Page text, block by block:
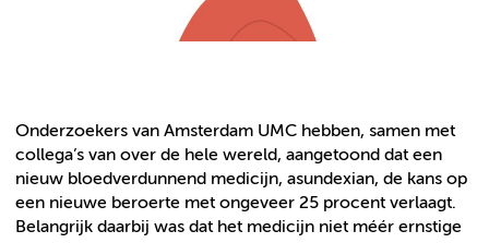
Onderzoekers van Amsterdam UMC hebben, samen met
collega’s van over de hele wereld, aangetoond dat een
nieuw bloedverdunnend medicijn, asundexian, de kans op
een nieuwe beroerte met ongeveer 25 procent verlaagt.
Belangrijk daarbij was dat het medicijn niet méér ernstige